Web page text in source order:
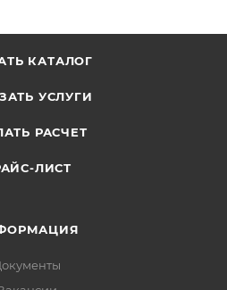
КАТАЛОГ
УСЛУГИ
РАСЧЕТ
ЛИСТ